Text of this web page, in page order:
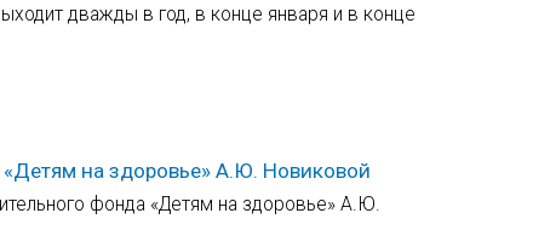
дважды в год, в конце января и в конце
на здоровье» А.Ю. Новиковой
фонда «Детям на здоровье» А.Ю.